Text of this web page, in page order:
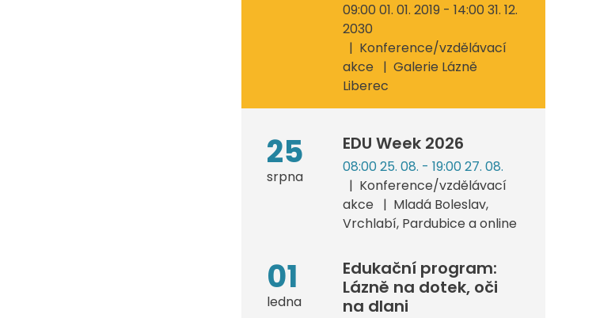
09:00 01. 01. 2019 - 14:00 31. 12.
2030
Konference/vzdělávací
akce
Galerie Lázně
Liberec
25
srpna
EDU Week 2026
08:00 25. 08. - 19:00 27. 08.
Konference/vzdělávací
akce
Mladá Boleslav,
Vrchlabí, Pardubice a online
01
ledna
Edukační program:
Lázně na dotek, oči
na dlani